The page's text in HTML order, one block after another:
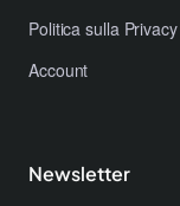
Algi ebikes:
Il tuo
Scegli la potenza
Politica sulla Privacy
Account
Newsletter